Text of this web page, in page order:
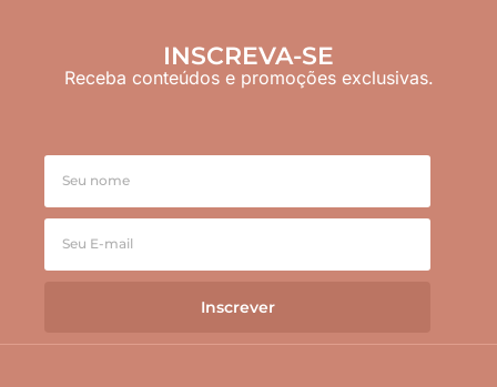
INSCREVA-SE
Receba conteúdos e promoções exclusivas.
Inscrever